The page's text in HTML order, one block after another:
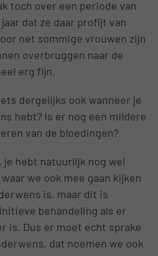
toch over een periode van
dat ze daar profijt van
net sommige vrouwen zijn
overbruggen naar de
erg fijn.
dergelijks ook wanneer je
hebt? Is er nog een mildere
van de bloedingen?
je hebt natuurlijk nog wel
we ook mee gaan kijken
is, maar dit is
behandeling als er
is. Dus er moet echt sprake
dat noemen we ook